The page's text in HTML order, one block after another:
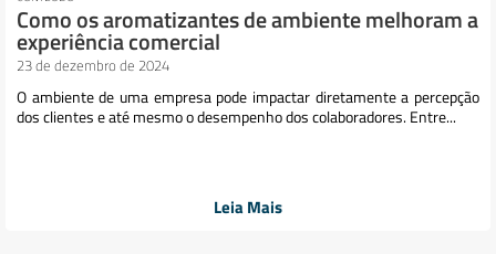
Como os aromatizantes de ambiente melhoram a
experiência comercial
23 de dezembro de 2024
O ambiente de uma empresa pode impactar diretamente a percepção
dos clientes e até mesmo o desempenho dos colaboradores. Entre...
Leia Mais